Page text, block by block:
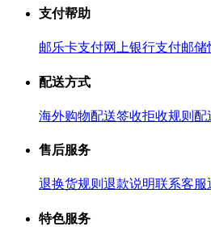
支付帮助
邮乐卡支付网上银行支付邮储
配送方式
海外购物配送签收拒收规则 配
售后服务
退换货规则 退款说明联系客服
特色服务